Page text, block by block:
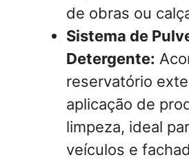
de obras ou
Sistema de
Detergente:
reservatório
aplicação de
limpeza, ideal
veículos e